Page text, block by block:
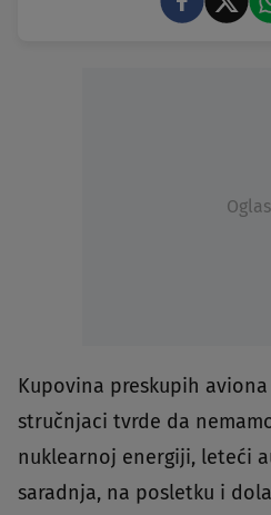
Oglas
Kupovina preskupih
stručnjaci tvrde da
nuklearnoj energiji, leteći
saradnja, na posletku i